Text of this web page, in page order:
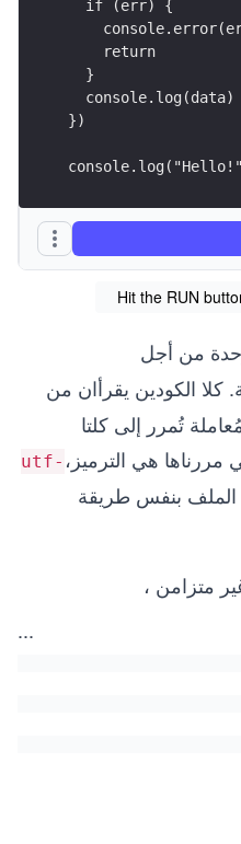
  if (err) {
    return
  }
  console.log(data)
})
Hit the RUN
من أجل
كلا الكودين يقرأان من
تُمرر إلى كلتا
مررناها هي الترميز، utf-
الملف بنفس طريقة
متزامن ،
...